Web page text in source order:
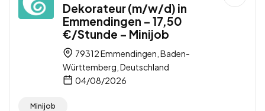
Dekorateur (m/w/d) in
Emmendingen – 17,50
€/Stunde – Minijob
79312 Emmendingen, Baden-
Württemberg, Deutschland
04/08/2026
Minijob